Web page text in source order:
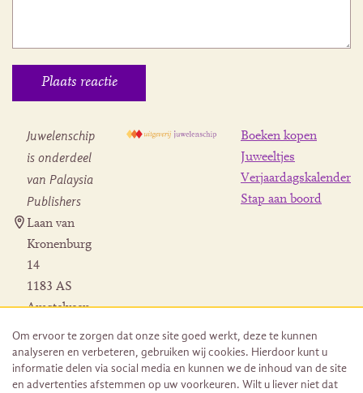
Juwelenschip
is onderdeel
van Palaysia
Publishers
Laan van
Kronenburg
14
1183 AS
Amstelveen
Herroeping
bestelling
Boeken kopen
Juweeltjes
Verjaardagskalender
Stap aan boord
Om ervoor te zorgen dat onze site goed werkt, deze te kunnen
analyseren en verbeteren, gebruiken wij cookies. Hierdoor kunt u
informatie delen via social media en kunnen we de inhoud van de site
en advertenties afstemmen op uw voorkeuren. Wilt u liever niet dat